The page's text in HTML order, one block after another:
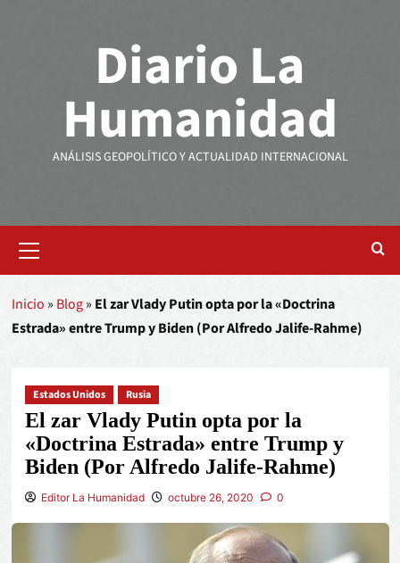
Diario La
Humanidad
ANÁLISIS GEOPOLÍTICO Y ACTUALIDAD INTERNACIONAL
Inicio » Blog» El zar Vlady Putin opta por la «Doctrina
Estrada» entre Trump y Biden (Por Alfredo Jalife-Rahme)
Estados Unidos Rusia
El zar Vlady Putin opta por la
«Doctrina Estrada» entre Trump y
Biden (Por Alfredo Jalife-Rahme)
Editor La Humanidad octubre 26, 2020 0